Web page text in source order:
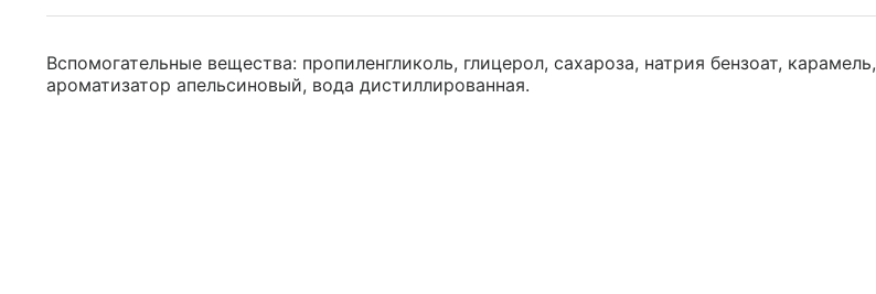
Вспомогательные вещества: пропиленгликоль, глицерол, сахароза, натрия бензоат, карамель,
ароматизатор апельсиновый, вода дистиллированная.